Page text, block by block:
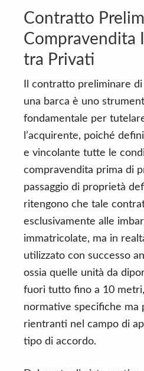
Contratto
Compravendita
tra Privati
Il contratto preliminare
una barca è uno
fondamentale per
l’acquirente, poiché
e vincolante tutte le
compravendita prima di
passaggio di proprietà
ritengono che tale
esclusivamente alle
immatricolate, ma in
utilizzato con successo
ossia quelle unità da
fuori tutto fino a 10
normative specifiche ma
rientranti nel campo di
tipo di accordo.